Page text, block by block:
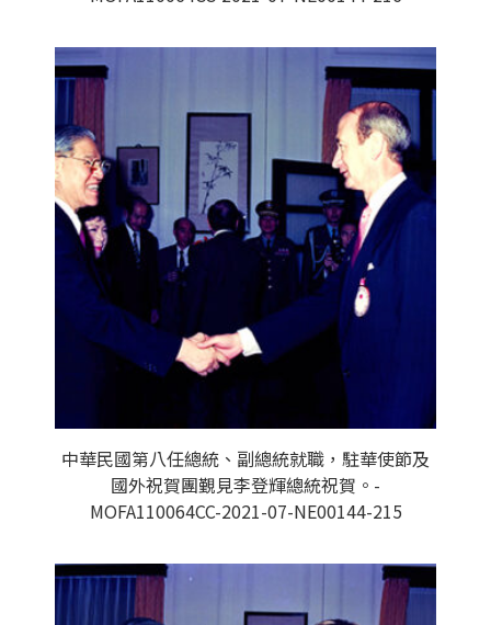
中華民國第八任總統、副總統就職，駐華使節及
國外祝賀團覲見李登輝總統祝賀。-
MOFA110064CC-2021-07-NE00144-215